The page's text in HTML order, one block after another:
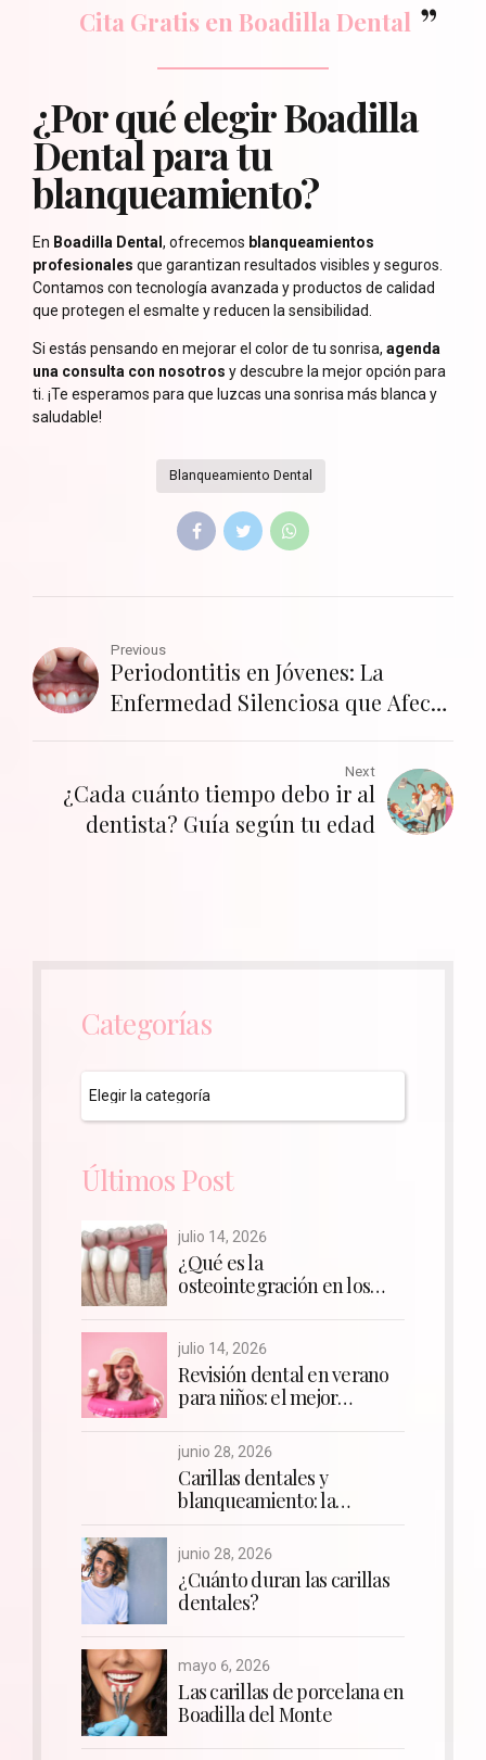
Cita Gratis en Boadilla Dental
¿Por qué elegir Boadilla
Dental para tu
blanqueamiento?
En Boadilla Dental, ofrecemos blanqueamientos
profesionales que garantizan resultados visibles y seguros.
Contamos con tecnología avanzada y productos de calidad
que protegen el esmalte y reducen la sensibilidad.
Si estás pensando en mejorar el color de tu sonrisa, agenda
una consulta con nosotros y descubre la mejor opción para
ti. ¡Te esperamos para que luzcas una sonrisa más blanca y
saludable!
Blanqueamiento Dental
Previous
Periodontitis en Jóvenes: La
Enfermedad Silenciosa que Afecta
Next
¿Cada cuánto tiempo debo ir al
dentista? Guía según tu edad
Categorías
Últimos Post
julio 14, 2026
¿Qué es la
osteointegración en los
julio 14, 2026
Revisión dental en verano
para niños: el mejor
sonrisa y empezar la
ortodoncia si la necesitan
junio 28, 2026
Carillas dentales y
blanqueamiento: la
una sonrisa WOW
junio 28, 2026
¿Cuánto duran las carillas
dentales?
mayo 6, 2026
Las carillas de porcelana en
Boadilla del Monte